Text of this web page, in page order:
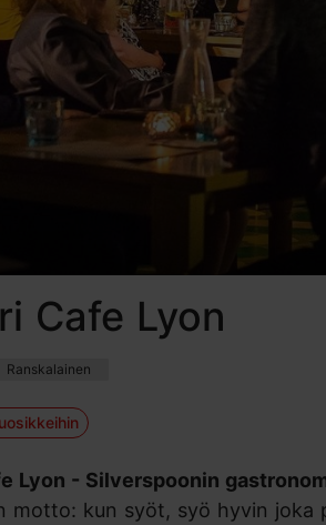
Cafe Lyon
Ranskalainen
Lyon - Silverspoonin
motto: kun syöt, syö hyvin joka